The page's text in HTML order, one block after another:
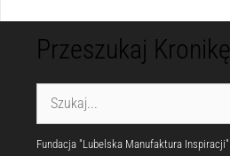
Przeszukaj Kronikę
Fundacja "Lubelska Manufaktura Inspiracji"